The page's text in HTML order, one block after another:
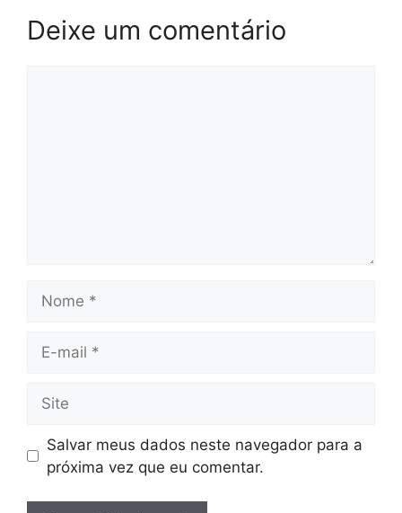
Deixe um comentário
mail
Salvar meus dados neste navegador para a
próxima vez que eu comentar.